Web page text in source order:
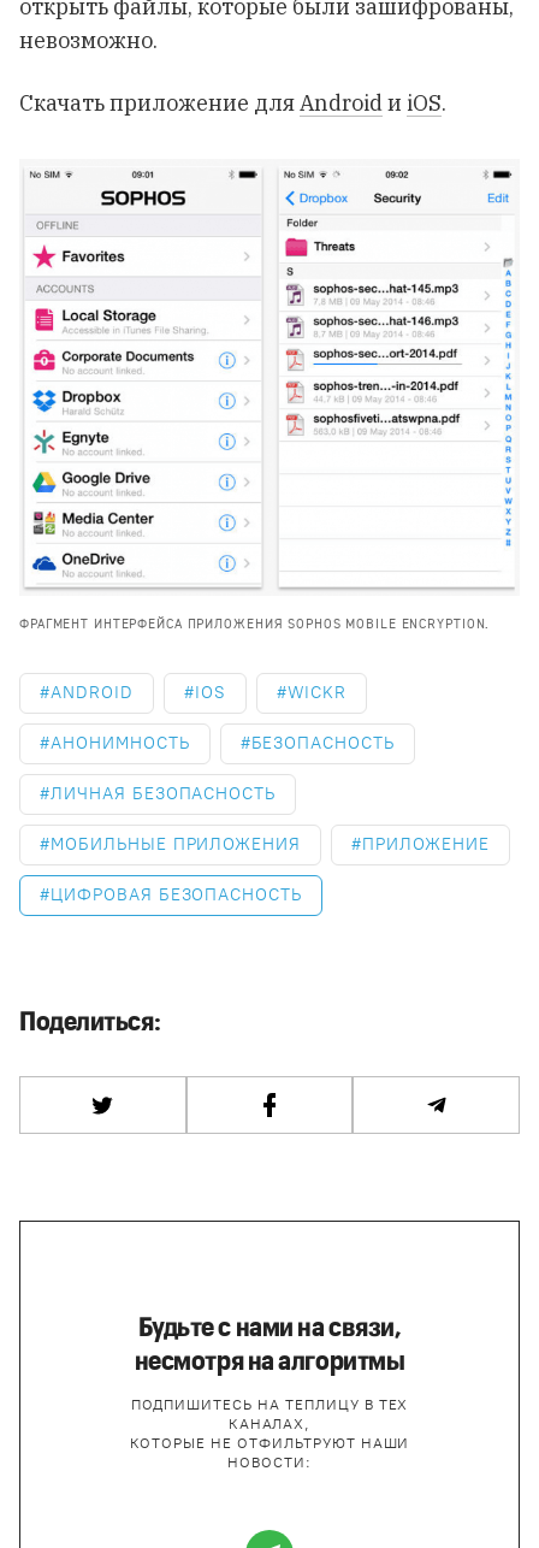
открыть файлы, которые были зашифрованы,
невозможно.
Скачать приложение дляAndroidи iOS.
ФРАГМЕНТ ИНТЕРФЕЙСА ПРИЛОЖЕНИЯ SOPHOS MOBILE ENCRYPTION.
ANDROID IOS WICKR
АНОНИМНОСТЬ БЕЗОПАСНОСТЬ
ЛИЧНАЯ БЕЗОПАСНОСТЬ
МОБИЛЬНЫЕ ПРИЛОЖЕНИЯ ПРИЛОЖЕНИЕ
ЦИФРОВАЯ БЕЗОПАСНОСТЬ
Поделиться:
Будьте с нами на связи,
несмотря на алгоритмы
ПОДПИШИТЕСЬ НА ТЕПЛИЦУ В ТЕХ
КАНАЛАХ,
КОТОРЫЕ НЕ ОТФИЛЬТРУЮТ НАШИ
НОВОСТИ: